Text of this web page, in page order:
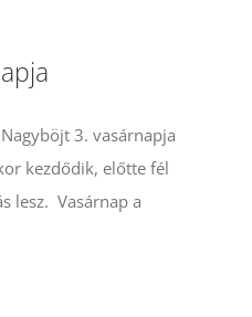
3. vasárnapja
kezdődik, előtte fél
lesz. Vasárnap a